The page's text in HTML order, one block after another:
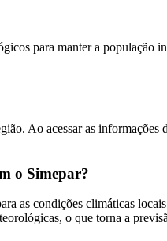
para manter a população
Ao acessar as
o Simepar?
as condições climáticas
o que torna a